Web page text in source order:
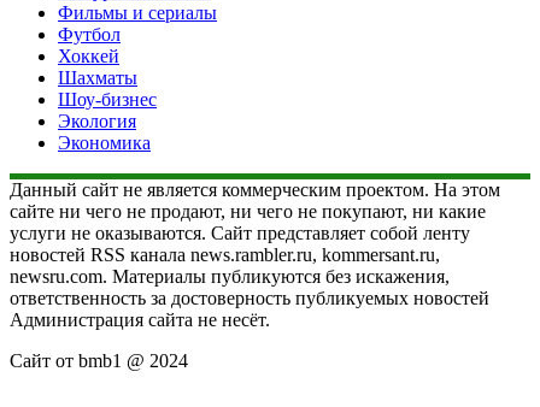
Фильмы и сериалы
Футбол
Хоккей
Шахматы
Шоу-бизнес
Экология
Экономика
Данный сайт не является коммерческим проектом. На этом
сайте ни чего не продают, ни чего не покупают, ни какие
услуги не оказываются. Сайт представляет собой ленту
новостей RSS канала news.rambler.ru, kommersant.ru,
newsru.com. Материалы публикуются без искажения,
ответственность за достоверность публикуемых новостей
Администрация сайта не несёт.
Сайт от bmb1 @ 2024